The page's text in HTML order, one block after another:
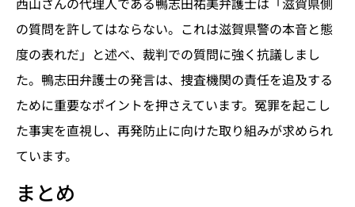
の質問を許してはならない。これは滋賀県警の本音と態
度の表れだ」と述べ、裁判での質問に強く抗議しまし
た。鴨志田弁護士の発言は、捜査機関の責任を追及する
ために重要なポイントを押さえています。冤罪を起こし
た事実を直視し、再発防止に向けた取り組みが求められ
ています。
まとめ